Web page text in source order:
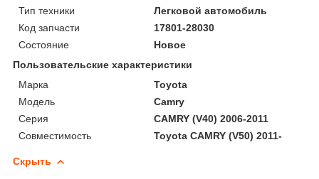
Тип техники
Легковой автомобиль
Код запчасти
17801-28030
Состояние
Новое
Пользовательские характеристики
Марка
Toyota
Модель
Camry
Серия
CAMRY (V40) 2006-2011
Совместимость
Toyota CAMRY (V50) 2011-
Скрыть